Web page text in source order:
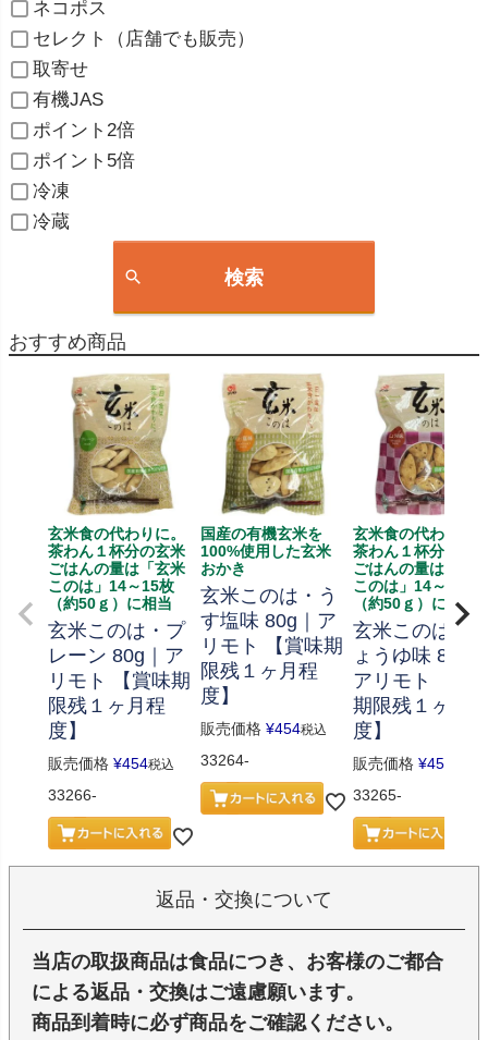
ネコポス
セレクト（店舗でも販売）
取寄せ
有機JAS
ポイント2倍
ポイント5倍
冷凍
冷蔵
検索
おすすめ商品
玄米食の代わりに。
茶わん１杯分の玄米
ごはんの量は「玄米
このは」14～15枚
（約50ｇ）に相当
玄米このは・プ
レーン 80g｜ア
リモト 【賞味期
限残１ヶ月程
度】
販売価格 ¥454税込
33266-
国産の有機玄米を
100%使用した玄米
おかき
玄米このは・う
す塩味 80g｜ア
リモト 【賞味期
限残１ヶ月程
度】
販売価格 ¥454税込
33264-
玄米食の代わりに
茶わん１杯分の玄
ごはんの量は「玄
このは」14～15枚
（約50ｇ）に相当
玄米このは・
ょうゆ味 80g｜
アリモト 【賞
期限残１ヶ月
度】
販売価格 ¥454
33265-
返品・交換について
当店の取扱商品は食品につき、お客様のご都合
による返品・交換はご遠慮願います。
商品到着時に必ず商品をご確認ください。